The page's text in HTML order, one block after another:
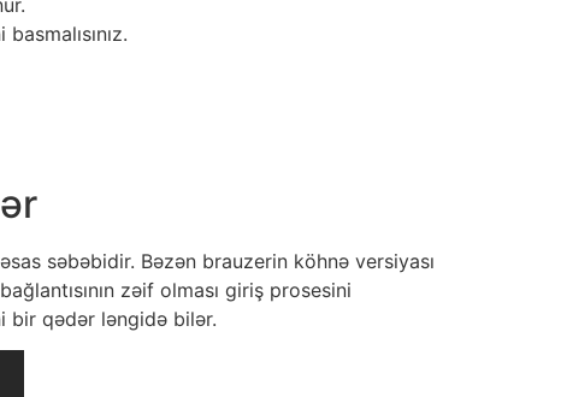
səbəbidir. Bəzən brauzerin köhnə versiyası
zəif olması giriş prosesini
bir qədər ləngidə bilər.